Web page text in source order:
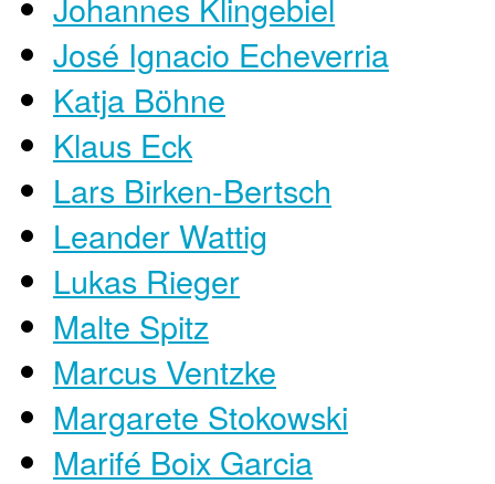
José Ignacio Echeverria
Katja Böhne
Klaus Eck
Lars Birken-Bertsch
Leander Wattig
Lukas Rieger
Malte Spitz
Marcus Ventzke
Margarete Stokowski
Marifé Boix Garcia